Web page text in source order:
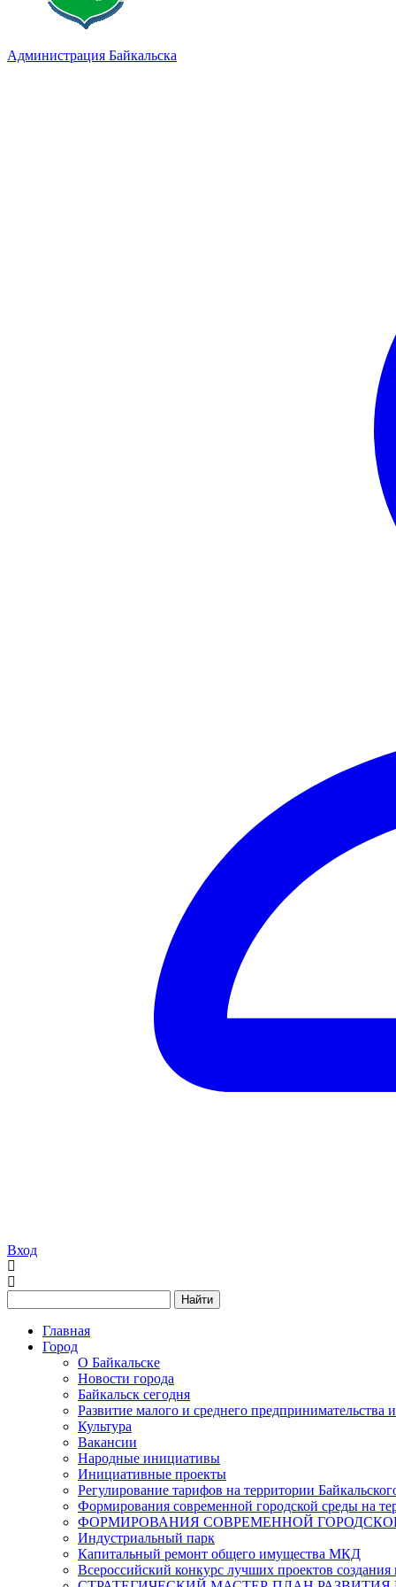
Администрация Байкальска
Вход
Найти
Главная
Город
О Байкальске
Новости города
Байкальск сегодня
Развитие малого и среднего предпринимательства
Культура
Вакансии
Народные инициативы
Инициативные проекты
Регулирование тарифов на территории
Формирования современной городской среды на
ФОРМИРОВАНИЯ СОВРЕМЕННОЙ
Индустриальный парк
Капитальный ремонт общего имущества МКД
Всероссийский конкурс лучших проектов